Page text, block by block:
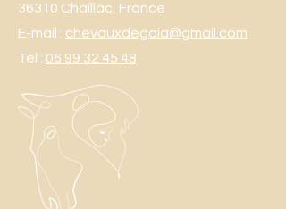
36310 Chaillac, France
E-mail : chevauxdegaia@gmail.com
Tél : 06 99 32 45 48